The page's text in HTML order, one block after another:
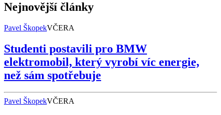
Nejnovější články
Pavel ŠkopekVČERA
Studenti postavili pro BMW
elektromobil, který vyrobí víc energie,
než sám spotřebuje
Pavel ŠkopekVČERA